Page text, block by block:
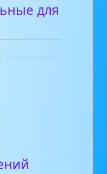
для